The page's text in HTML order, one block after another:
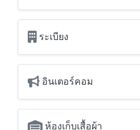
Truevision
โทรศัพท์สายตรง
ระเบียง